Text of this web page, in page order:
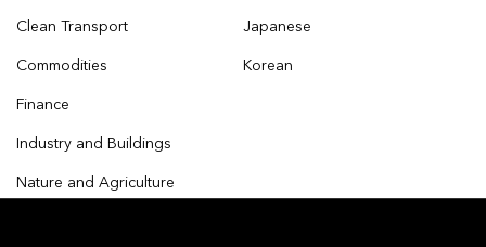
Clean Transport
Commodities
Finance
Industry and Buildings
Nature and Agriculture
Japanese
Korean